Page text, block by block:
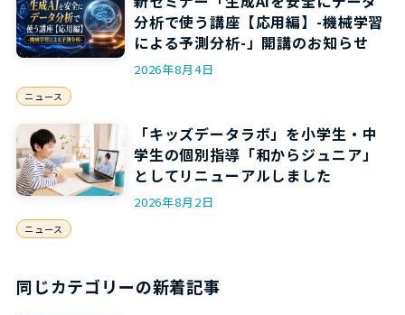
分析で使う講座【応用編】-機械学習
による予測分析-」開講のお知らせ
2026年8月4日
ニュース
「キッズデータラボ」を小学生・中
学生の個別指導「和からジュニア」
としてリニューアルしました
2026年8月2日
ニュース
同じカテゴリーの新着記事